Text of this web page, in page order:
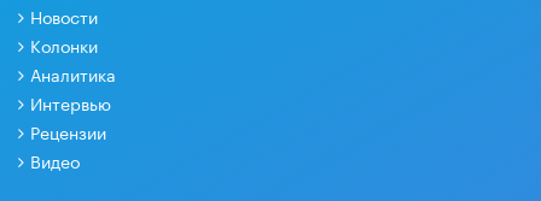
Новости
Колонки
Аналитика
Интервью
Рецензии
Видео